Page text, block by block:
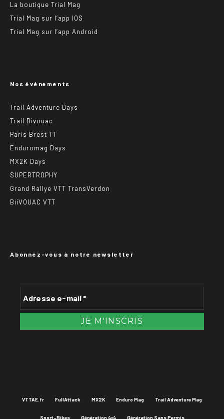
La boutique Trial Mag
Trial Mag sur l’app IOS
Trial Mag sur l’app Android
Nos événements
Trail Adventure Days
Trail Bivouac
Paris Brest TT
Enduromag Days
MX2K Days
SUPERTROPHY
Grand Rallye VTT TransVerdon
BiiVOUAC VTT
Abonnez-vous à notre newsletter
VTTAE.fr FullAttack MX2K Enduro Mag Trail Adventure Mag
Sport-Bikes Génération 4×4 Génération Sans Permis